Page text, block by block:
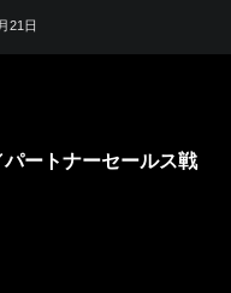
21日
パートナーセールス戦